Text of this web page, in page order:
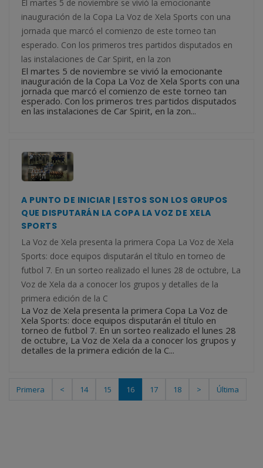
El martes 5 de noviembre se vivió la emocionante
inauguración de la Copa La Voz de Xela Sports con una
jornada que marcó el comienzo de este torneo tan
esperado. Con los primeros tres partidos disputados en
las instalaciones de Car Spirit, en la zon
El martes 5 de noviembre se vivió la emocionante
inauguración de la Copa La Voz de Xela Sports con una
jornada que marcó el comienzo de este torneo tan
esperado. Con los primeros tres partidos disputados
en las instalaciones de Car Spirit, en la zon...
A PUNTO DE INICIAR | ESTOS SON LOS GRUPOS
QUE DISPUTARÁN LA COPA LA VOZ DE XELA
SPORTS
La Voz de Xela presenta la primera Copa La Voz de Xela
Sports: doce equipos disputarán el título en torneo de
futbol 7. En un sorteo realizado el lunes 28 de octubre, La
Voz de Xela da a conocer los grupos y detalles de la
primera edición de la C
La Voz de Xela presenta la primera Copa La Voz de
Xela Sports: doce equipos disputarán el título en
torneo de futbol 7. En un sorteo realizado el lunes 28
de octubre, La Voz de Xela da a conocer los grupos y
detalles de la primera edición de la C...
Primera < 14 15 16 17 18 > Última